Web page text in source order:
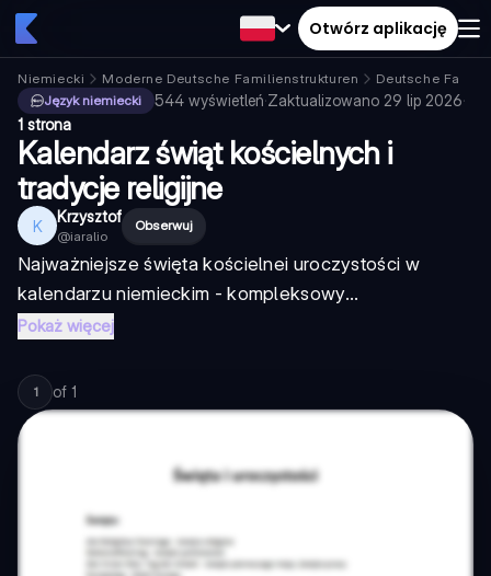
Otwórz aplikację
Niemiecki Moderne Deutsche Familienstrukturen
Deutsche
Język niemiecki
544 wyświetleń·Zaktualizowano 29 lip 2026·
1 strona
Kalendarz świąt kościelnych i
tradycje religijne
K Krzysztof
@iaralio
Obserwuj
Najważniejsze święta kościelnei uroczystości w
kalendarzu niemieckim - kompleksowy...
Pokaż więcej
1 of 1